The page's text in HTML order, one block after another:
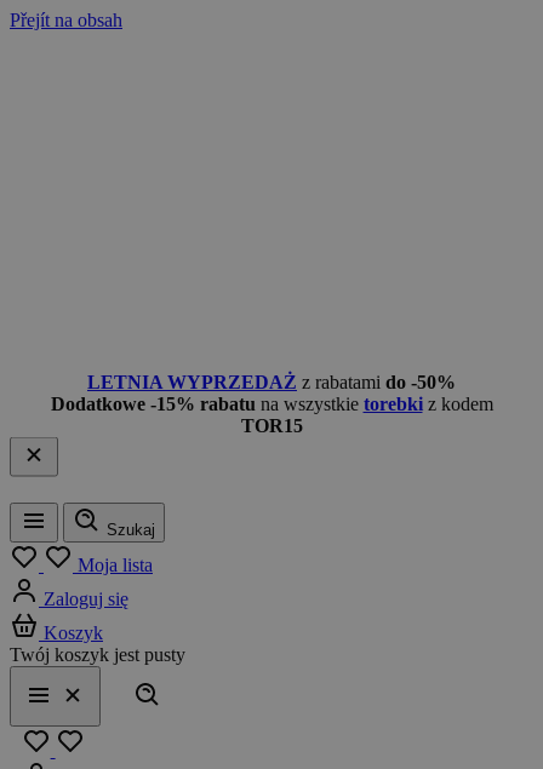
Přejít na obsah
LETNIA WYPRZEDAŻ z rabatami do -50%
Dodatkowe -15% rabatu na wszystkie torebkiz kodem
TOR15
Menu
Szukaj
Moja lista
Zaloguj się
Koszyk
Twój koszyk jest pusty
Menu
Zamknij